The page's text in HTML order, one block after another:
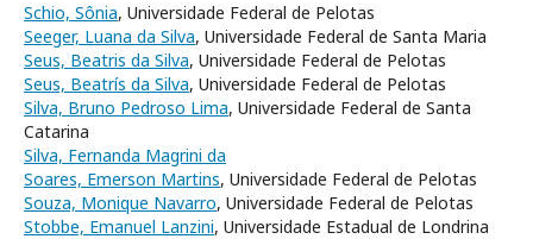
Schio, Sônia, Universidade Federal de Pelotas
Seeger, Luana da Silva, Universidade Federal de Santa Maria
Seus, Beatris da Silva, Universidade Federal de Pelotas
Seus, Beatrís da Silva, Universidade Federal de Pelotas
Silva, Bruno Pedroso Lima, Universidade Federal de Santa
Catarina
Silva, Fernanda Magrini da
Soares, Emerson Martins, Universidade Federal de Pelotas
Souza, Monique Navarro, Universidade Federal de Pelotas
Stobbe, Emanuel Lanzini, Universidade Estadual de Londrina